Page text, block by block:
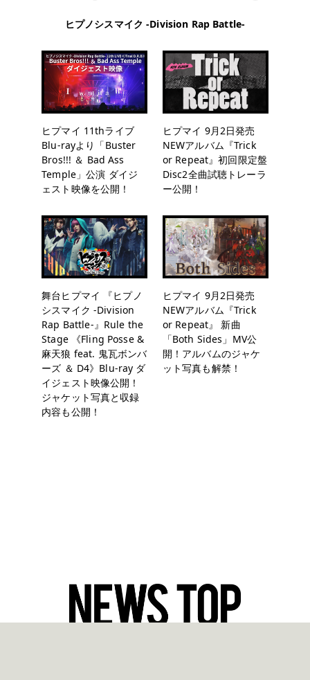
ヒプノシスマイク -Division Rap Battle-
ヒプマイ 11thライブ
Blu-rayより「Buster
Bros!!! ＆ Bad Ass
Temple」公演 ダイジ
ェスト映像を公開！
ヒプマイ 9月2日発売
NEWアルバム『Trick
or Repeat』初回限定盤
Disc2全曲試聴トレーラ
ー公開！
舞台ヒプマイ 『ヒプノ
シスマイク -Division
Rap Battle-』Rule the
Stage 《Fling Posse &
麻天狼 feat. 鬼瓦ボンバ
ーズ ＆ D4》Blu-ray ダ
イジェスト映像公開！
ジャケット写真と収録
内容も公開！
ヒプマイ 9月2日発売
NEWアルバム『Trick
or Repeat』 新曲
「Both Sides」MV公
開！アルバムのジャケ
ット写真も解禁！